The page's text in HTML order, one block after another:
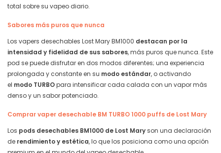
total sobre su vapeo diario.
Sabores más puros que nunca
Los vapers desechables Lost Mary BM1000 destacan por la
intensidad y fidelidad de sus sabores, más puros que nunca. Este
pod se puede disfrutar en dos modos diferentes; una experiencia
prolongada y constante en su modo estándar, o activando
el modo TURBOpara intensificar cada calada con un vapor más
denso y un sabor potenciado.
Comprar vaper desechable BM TURBO 1000 puffs de Lost Mary
Los pods desechables BM1000 de Lost Maryson una declaración
de rendimiento y estética, lo que los posiciona como una opción